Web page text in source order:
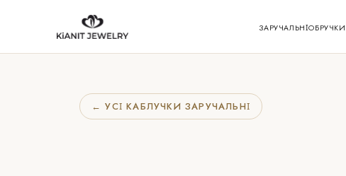
ЗАРУЧАЛЬНІОБРУЧКИ
← УСІ КАБЛУЧКИ ЗАРУЧАЛЬНІ